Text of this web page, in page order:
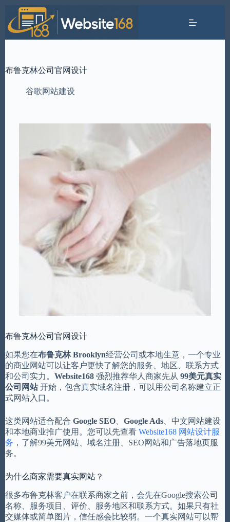
Skip
content
布鲁克林公司官网设计
谷歌网站建设
布鲁克林公司官网设计
如果您在布鲁克林 Brooklyn经营公司或本地生意，一个专业
的商业网站可以让客户更快了解您的服务、地区、联系方式
和公司实力。 Website168 强烈推荐华人商家先从 99美元真实
公司网站开始，包含真实域名注册，可以用公司名称建立正
式网站入口。
这类网站适合配合 Google SEO Google Ads 、中文网站建设
和本地商业推广使用。您可以先查看 Website168 网站设计服
务 ，了解99美元网站、域名注册、SEO网站和广告落地页服
务。
为什么商家需要真实网站？
很多布鲁克林客户在联系商家之前，会先在Google搜索公司
名称、服务项目、评价、服务地区和联系方式。如果只有社
交媒体或简单图片，信任感会比较弱。一个真实网站可以帮